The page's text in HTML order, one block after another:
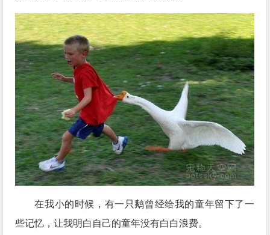
在我小的时候，有一只鹅曾经给我的童年留下了一
些记忆，让我明白自己的童年没有白白浪费。